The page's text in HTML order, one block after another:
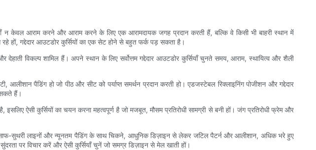
न केवल आराम करने और आराम करने के लिए एक आरामदायक जगह प्रदान करती हैं, बल्कि वे किसी भी बाहरी स्थान में
हों, गद्देदार आउटडोर कुर्सियों का एक सेट होने से बहुत फर्क पड़ सकता है।
विकल्प शामिल हैं। अपने स्थान के लिए सर्वोत्तम गद्देदार आउटडोर कुर्सियाँ चुनते समय, आराम, स्थायित्व और शैली
पैडिंग हो जो पीठ और सीट को पर्याप्त समर्थन प्रदान करती हो। एडजस्टेबल रिक्लाइनिंग पोजीशन और गद्देदार
हैं।
ऐसी कुर्सियों का चयन करना महत्वपूर्ण है जो मजबूत, मौसम प्रतिरोधी सामग्री से बनी हों। जंग प्रतिरोधी फ्रेम और
सुथरी लाइनों और न्यूनतम पैडिंग के साथ चिकने, आधुनिक डिज़ाइन से लेकर जटिल पैटर्न और आलीशान, अधिक भरे हुए
पर विचार करें और ऐसी कुर्सियाँ चुनें जो समग्र डिज़ाइन से मेल खाती हों।